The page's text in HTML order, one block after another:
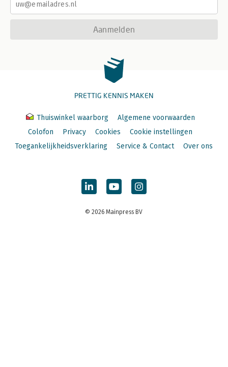
Aanmelden
PRETTIG KENNIS MAKEN
Thuiswinkel waarborg
Algemene voorwaarden
Colofon
Privacy Cookies
Cookie instellingen
Toegankelijkheidsverklaring
Service & Contact Over ons
© 2026 Mainpress BV